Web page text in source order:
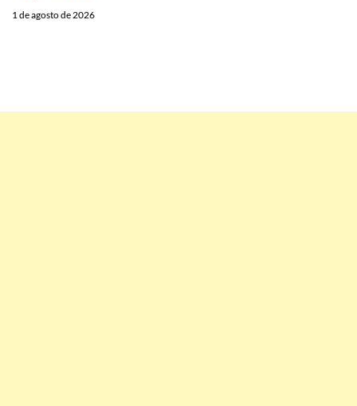
1 de agosto de 2026